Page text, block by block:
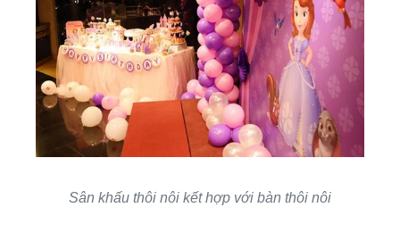
Sân khấu thôi nôi kết hợp với bàn thôi nôi